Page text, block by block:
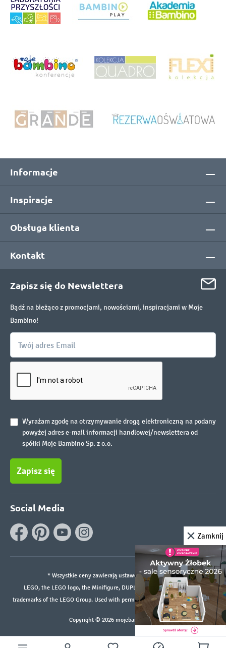
Informacje
Inspiracje
Obsługa klienta
Kontakt
Zapisz się do Newslettera
Bądź na bieżąco z promocjami, nowościami, inspiracjami w Moje
Bambino!
Wyrażam zgodę na otrzymywanie drogą elektroniczną na podany
powyżej adres e-mail informacji handlowej/newslettera od
spółki Moje Bambino Sp. z o.o.
Zapisz się
Social Media
* Wszystkie ceny zawierają ustawowy podatek VAT.
LEGO, the LEGO logo, the Minifigure, DUPLO, and the SPIKE logo are
trademarks of the LEGO Group. Used with permission. ©2026 The LEGO Group
Copyright © 2026 mojebambino.pl
Zamknij